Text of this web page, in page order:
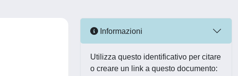
Informazioni
Utilizza questo identificativo per citare
o creare un link a questo documento: